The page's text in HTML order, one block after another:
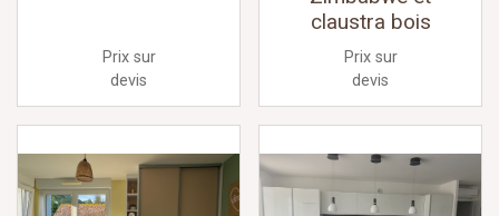
Prix sur
devis
claustra bois
Prix sur
devis